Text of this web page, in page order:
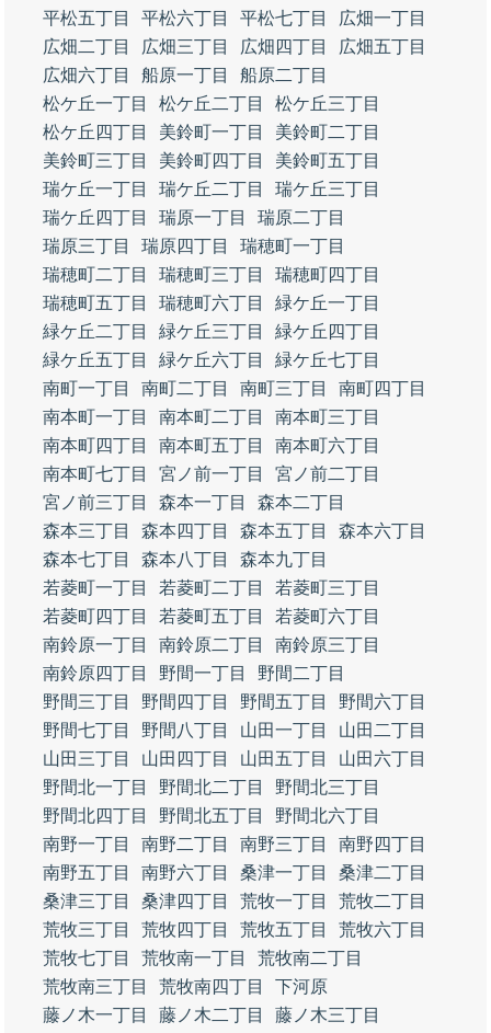
平松五丁目
平松六丁目 平松七丁目
広畑一丁目
広畑二丁目
広畑三丁目 広畑四丁目
広畑五丁目
広畑六丁目
船原一丁目
船原二丁目
松ケ丘一丁目
松ケ丘二丁目
松ケ丘三丁目
松ケ丘四丁目
美鈴町一丁目
美鈴町二丁目
美鈴町三丁目
美鈴町四丁目
美鈴町五丁目
瑞ケ丘一丁目
瑞ケ丘二丁目
瑞ケ丘三丁目
瑞ケ丘四丁目
瑞原一丁目
瑞原二丁目
瑞原三丁目
瑞原四丁目
瑞穂町一丁目
瑞穂町二丁目
瑞穂町三丁目
瑞穂町四丁目
瑞穂町五丁目
瑞穂町六丁目
緑ケ丘一丁目
緑ケ丘二丁目
緑ケ丘三丁目
緑ケ丘四丁目
緑ケ丘五丁目
緑ケ丘六丁目
緑ケ丘七丁目
南町一丁目
南町二丁目 南町三丁目
南町四丁目
南本町一丁目
南本町二丁目
南本町三丁目
南本町四丁目
南本町五丁目
南本町六丁目
南本町七丁目
宮ノ前一丁目
宮ノ前二丁目
宮ノ前三丁目
森本一丁目
森本二丁目
森本三丁目
森本四丁目 森本五丁目
森本六丁目
森本七丁目
森本八丁目
森本九丁目
若菱町一丁目
若菱町二丁目
若菱町三丁目
若菱町四丁目
若菱町五丁目
若菱町六丁目
南鈴原一丁目
南鈴原二丁目
南鈴原三丁目
南鈴原四丁目
野間一丁目
野間二丁目
野間三丁目
野間四丁目 野間五丁目
野間六丁目
野間七丁目
野間八丁目 山田一丁目
山田二丁目
山田三丁目
山田四丁目 山田五丁目
山田六丁目
野間北一丁目
野間北二丁目
野間北三丁目
野間北四丁目
野間北五丁目
野間北六丁目
南野一丁目
南野二丁目 南野三丁目
南野四丁目
南野五丁目
南野六丁目 桑津一丁目
桑津二丁目
桑津三丁目
桑津四丁目 荒牧一丁目
荒牧二丁目
荒牧三丁目
荒牧四丁目 荒牧五丁目
荒牧六丁目
荒牧七丁目
荒牧南一丁目
荒牧南二丁目
荒牧南三丁目
荒牧南四丁目
下河原
藤ノ木一丁目
藤ノ木二丁目
藤ノ木三丁目